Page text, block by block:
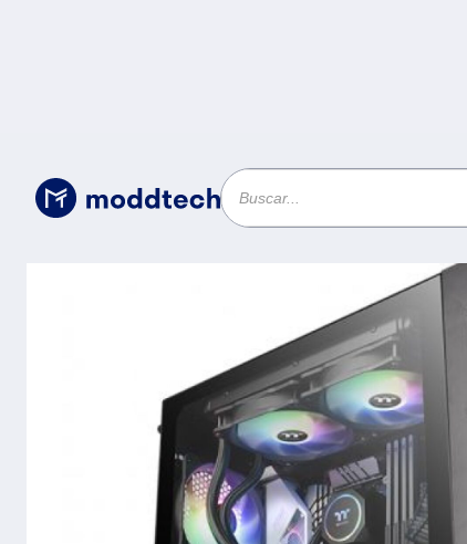
Uncategorized /Gabinete THERMALTAKE H330 TG - Gabinete, Mini ITX hasta ATX,
Negro